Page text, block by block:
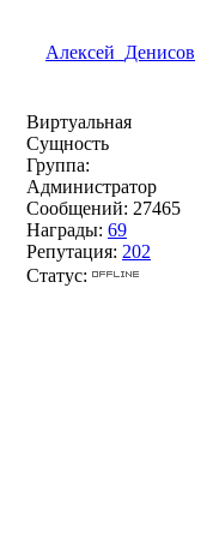
Алексей_Денисов
Виртуальная
Сущность
Группа:
Администратор
Сообщений: 27465
Награды: 69
Репутация: 202
Статус: